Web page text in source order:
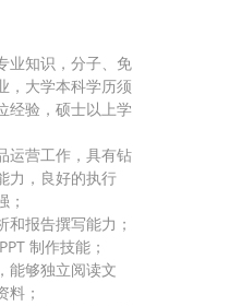
业知识，分子、免
，大学本科学历须
经验，硕士以上学
运营工作，具有钻
力，良好的执行
；
和报告撰写能力；
制作技能；
能够独立阅读文
料；